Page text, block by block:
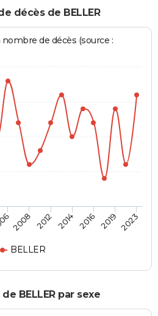
décès de BELLER
de décès (source :
BELLER
2008 2012 2014 2016 2019 2023
BELLER par sexe